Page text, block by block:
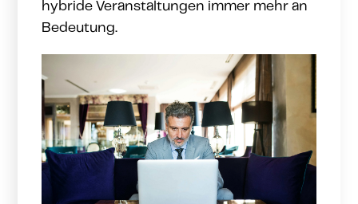
hybride Veranstaltungen immer mehr an
Bedeutung.